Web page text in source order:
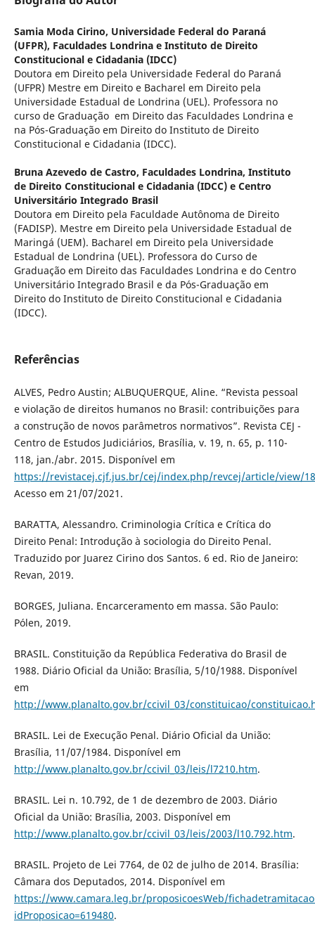
Samia Moda Cirino, Universidade Federal do Paraná
(UFPR), Faculdades Londrina e Instituto de Direito
Constitucional e Cidadania (IDCC)
Doutora em Direito pela Universidade Federal do Paraná
(UFPR) Mestre em Direito e Bacharel em Direito pela
Universidade Estadual de Londrina (UEL). Professora no
curso de Graduação em Direito das Faculdades Londrina e
na Pós-Graduação em Direito do Instituto de Direito
Constitucional e Cidadania (IDCC).
Bruna Azevedo de Castro, Faculdades Londrina, Instituto
de Direito Constitucional e Cidadania (IDCC) e Centro
Universitário Integrado Brasil
Doutora em Direito pela Faculdade Autônoma de Direito
(FADISP). Mestre em Direito pela Universidade Estadual de
Maringá (UEM). Bacharel em Direito pela Universidade
Estadual de Londrina (UEL). Professora do Curso de
Graduação em Direito das Faculdades Londrina e do Centro
Universitário Integrado Brasil e da Pós-Graduação em
Direito do Instituto de Direito Constitucional e Cidadania
(IDCC).
Referências
ALVES, Pedro Austin; ALBUQUERQUE, Aline. “Revista pessoal
e violação de direitos humanos no Brasil: contribuições para
a construção de novos parâmetros normativos”. Revista CEJ -
Centro de Estudos Judiciários, Brasília, v. 19, n. 65, p. 110-
118, jan./abr. 2015. Disponível em
https://revistacej.cjf.jus.br/cej/index.php/revcej/article/view/
Acesso em 21/07/2021.
BARATTA, Alessandro. Criminologia Crítica e Crítica do
Direito Penal: Introdução à sociologia do Direito Penal.
Traduzido por Juarez Cirino dos Santos. 6 ed. Rio de Janeiro:
Revan, 2019.
BORGES, Juliana. Encarceramento em massa. São Paulo:
Pólen, 2019.
BRASIL. Constituição da República Federativa do Brasil de
1988. Diário Oficial da União: Brasília, 5/10/1988. Disponível
em
http://www.planalto.gov.br/ccivil_03/constituicao/
BRASIL. Lei de Execução Penal. Diário Oficial da União:
Brasília, 11/07/1984. Disponível em
http://www.planalto.gov.br/ccivil_03/leis/l7210.htm.
BRASIL. Lei n. 10.792, de 1 de dezembro de 2003. Diário
Oficial da União: Brasília, 2003. Disponível em
http://www.planalto.gov.br/ccivil_03/leis/2003/l10.792.htm.
BRASIL. Projeto de Lei 7764, de 02 de julho de 2014. Brasília:
Câmara dos Deputados, 2014. Disponível em
https://www.camara.leg.br/proposicoesWeb/
idProposicao=619480.